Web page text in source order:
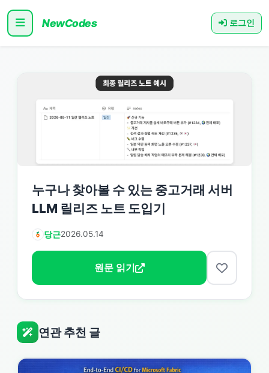
NewCodes 로그인
누구나 찾아볼 수 있는 중고거래 서버
LLM 릴리즈 노트 도입기
당근2026.05.14
원문 읽기
연관 추천 글